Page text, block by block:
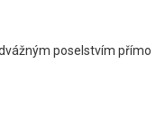
poselstvím přímo